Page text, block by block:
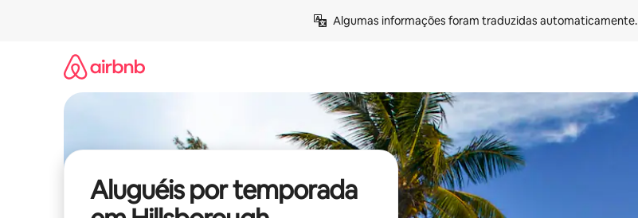
Algumas informações foram traduzidas automaticamente.
Aluguéis por temporada